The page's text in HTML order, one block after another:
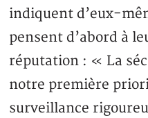
indiquent d’eux-
pensent d’abord à
réputation : « La
notre première
surveillance